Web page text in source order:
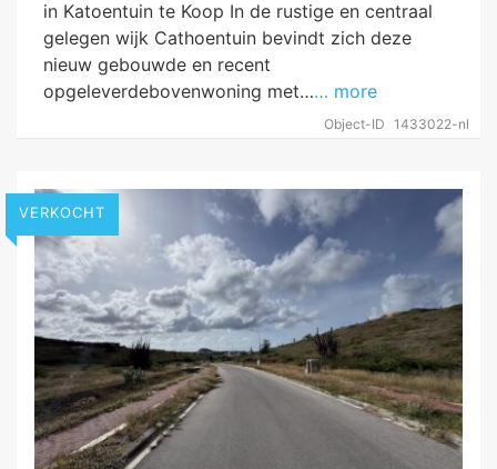
Object-ID 1433022-nl
in Katoentuin te Koop In de rustige en centraal
gelegen wijk Cathoentuin bevindt zich deze
nieuw gebouwde en recent
opgeleverdebovenwoning met…… more
VERKOCHT